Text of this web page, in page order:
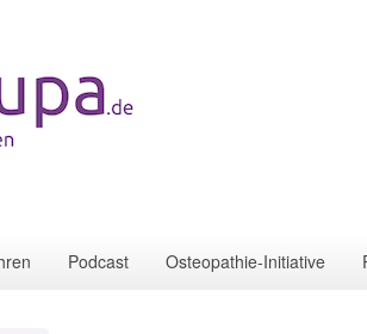
Podcast Osteopathie-Initiative